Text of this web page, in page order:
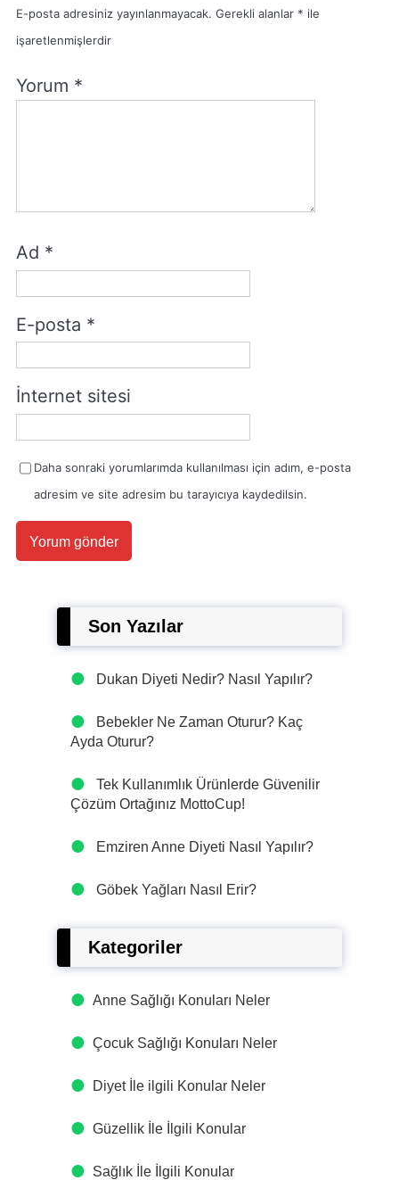
E-posta adresiniz yayınlanmayacak. Gerekli alanlar * ile
işaretlenmişlerdir
Yorum *
Ad *
E-posta *
İnternet sitesi
Daha sonraki yorumlarımda kullanılması için adım, e-posta
adresim ve site adresim bu tarayıcıya kaydedilsin.
Son Yazılar
Dukan Diyeti Nedir? Nasıl Yapılır?
Bebekler Ne Zaman Oturur? Kaç
Ayda Oturur?
Tek Kullanımlık Ürünlerde Güvenilir
Çözüm Ortağınız MottoCup!
Emziren Anne Diyeti Nasıl Yapılır?
Göbek Yağları Nasıl Erir?
Kategoriler
Anne Sağlığı Konuları Neler
Çocuk Sağlığı Konuları Neler
Diyet İle ilgili Konular Neler
Güzellik İle İlgili Konular
Sağlık İle İlgili Konular